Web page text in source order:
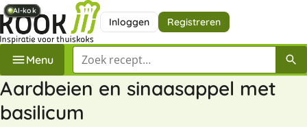
Inloggen Registreren
Menu Zoek een recept
Aardbeien en sinaasappel met
basilicum
AI-kok
AI-kok
AI-kok
AI-kok
AI-kok
AI-kok
AI-kok
AI-kok